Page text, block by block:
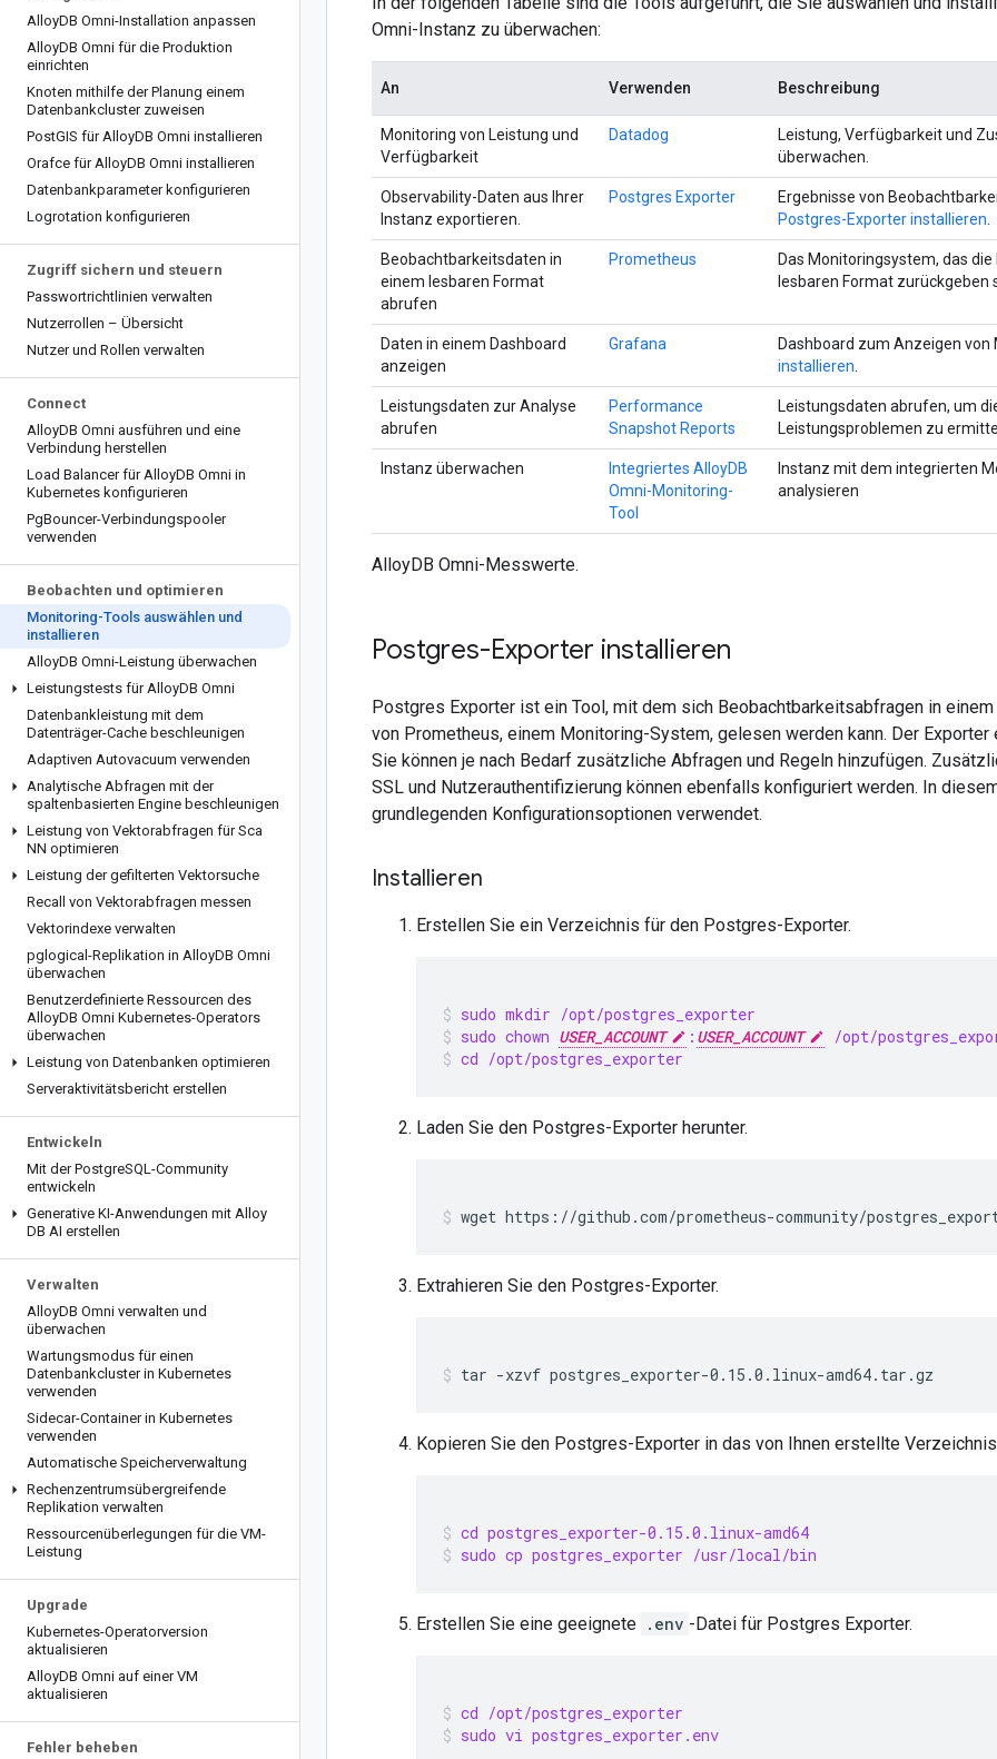
AlloyDB Omni-Installation anpassen
AlloyDB Omni für die Produktion
einrichten
Knoten mithilfe der Planung einem
Datenbankcluster zuweisen
PostGIS für AlloyDB Omni installieren
Orafce für AlloyDB Omni installieren
Datenbankparameter konfigurieren
Logrotation konfigurieren
Zugriff sichern und steuern
Passwortrichtlinien verwalten
Nutzerrollen – Übersicht
Nutzer und Rollen verwalten
Connect
AlloyDB Omni ausführen und eine
Verbindung herstellen
Load Balancer für AlloyDB Omni in
Kubernetes konfigurieren
PgBouncer-Verbindungspooler
verwenden
Beobachten und optimieren
Monitoring-Tools auswählen und
installieren
AlloyDB Omni-Leistung überwachen
Leistungstests für AlloyDB Omni
Datenbankleistung mit dem
Datenträger-Cache beschleunigen
Adaptiven Autovacuum verwenden
Analytische Abfragen mit der
spaltenbasierten Engine beschleunigen
Leistung von Vektorabfragen für Sca
NN optimieren
Leistung der gefilterten Vektorsuche
Recall von Vektorabfragen messen
Vektorindexe verwalten
pglogical-Replikation in AlloyDB Omni
überwachen
Benutzerdefinierte Ressourcen des
AlloyDB Omni Kubernetes-Operators
überwachen
Leistung von Datenbanken optimieren
Serveraktivitätsbericht erstellen
Entwickeln
Mit der PostgreSQL-Community
entwickeln
Generative KI-Anwendungen mit Alloy
DB AI erstellen
Verwalten
AlloyDB Omni verwalten und
überwachen
Wartungsmodus für einen
Datenbankcluster in Kubernetes
verwenden
Sidecar-Container in Kubernetes
verwenden
Automatische Speicherverwaltung
Rechenzentrumsübergreifende
Replikation verwalten
Ressourcenüberlegungen für die VM-
Leistung
Upgrade
Kubernetes-Operatorversion
aktualisieren
AlloyDB Omni auf einer VM
aktualisieren
Fehler beheben
Omni-Instanz zu überwachen:
An Verwenden Beschreibung
Monitoring von Leistung und
Verfügbarkeit
Datadog
Leistung, Verfügbarkeit und
überwachen.
Observability-Daten aus Ihrer
Instanz exportieren.
Postgres Exporter
Ergebnisse von
Postgres-Exporter installieren
Beobachtbarkeitsdaten in
einem lesbaren Format
abrufen
Prometheus
Das Monitoringsystem, das
lesbaren Format zurückgeben
Daten in einem Dashboard
anzeigen
Grafana
Dashboard zum Anzeigen
installieren
Leistungsdaten zur Analyse
abrufen
Performance
Snapshot Reports
Leistungsdaten abrufen, um
Leistungsproblemen zu
Instanz überwachen
Integriertes AlloyDB
Omni-Monitoring-
Tool
Instanz mit dem integrierten
analysieren
AlloyDB Omni-Messwerte.
Postgres-Exporter installieren
Postgres Exporter ist ein Tool, mit dem sich Beobachtbarkeitsabfragen in
von Prometheus, einem Monitoring-System, gelesen werden kann. Der Exporter
Sie können je nach Bedarf zusätzliche Abfragen und Regeln hinzufügen.
SSL und Nutzerauthentifizierung können ebenfalls konfiguriert werden. In
grundlegenden Konfigurationsoptionen verwendet.
Installieren
Erstellen Sie ein Verzeichnis für den Postgres-Exporter.
sudo mkdir /opt/postgres_exporter
sudo chown USER_ACCOUNT : USER_ACCOUNT
/opt/
cd /opt/postgres_exporter
Laden Sie den Postgres-Exporter herunter.
Extrahieren Sie den Postgres-Exporter.
Kopieren Sie den Postgres-Exporter in das von Ihnen erstellte
cd postgres_exporter-0.15.0.linux-amd64
sudo cp postgres_exporter /usr/local/bin
Erstellen Sie eine geeignete .env -Datei für Postgres Exporter.
cd /opt/postgres_exporter
sudo vi postgres_exporter.env